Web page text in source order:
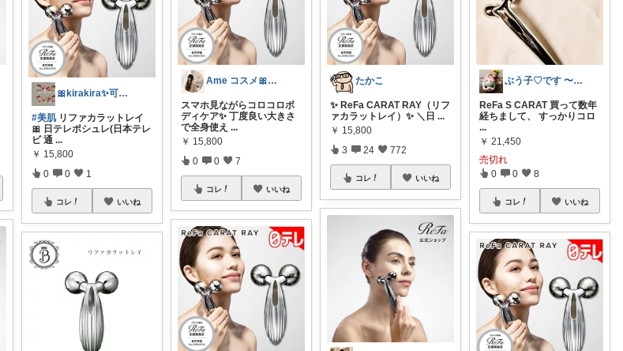
🎀kirakira✨可愛い大好き🎀
#美肌リファカラットレイ
🎀 日テレポシュレ(日本テレ
ビ 通 ...
￥ 15,800
0 0 1
コレ いいね
Ame コスメ🎀メイクのちょいテク
スマホ見ながらコロコロボ
ディケア✨️ 丁度良い大きさ
で全身使え ...
￥ 15,800
0 0 7
コレ いいね
たかこ
✨ ReFa CARAT RAY（リフ
ァカラットレイ）✨ ＼日 ...
￥ 15,800
3 24 772
コレ いいね
ぶう子♡です 〜感謝です〜
ReFa S CARAT 買って数年
経ちまして、 すっかりコロ
...
￥ 21,450
売切れ
0 0 8
コレ いいね